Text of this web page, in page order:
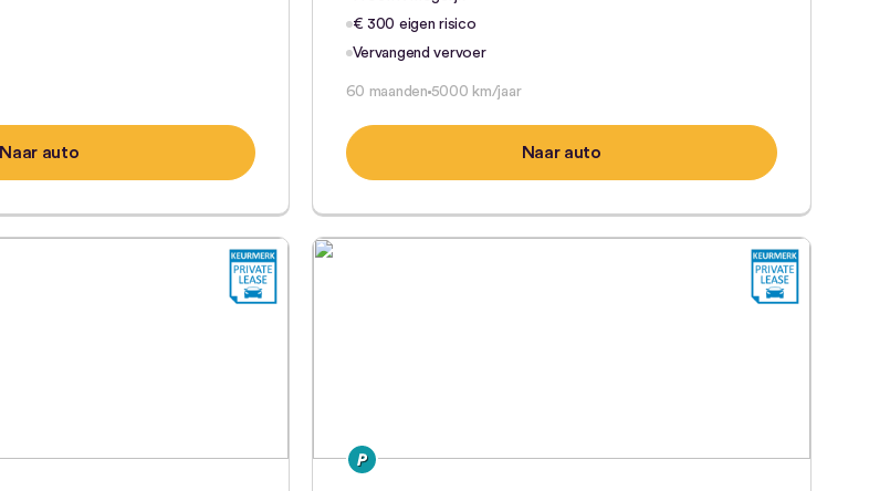
Naar auto
€ 300 eigen risico
Vervangend vervoer
60 maanden 5000 km/jaar
Naar auto